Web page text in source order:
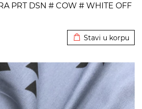
PRT DSN # COW # WHITE OFF
Stavi u korpu